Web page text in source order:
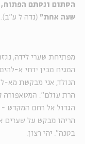
הסתום ונסתם הפתוח,
שעה אחת" (נדה ל ע"ב).
מפתיחת שערי לידה,
המגיח מבין ירחי א-
הנולד, אני מבקשת מא-
הרת עולם": המטאפורה
הגדול אל רחם המקדש -
הריהו מבקש על שערים
בטנה". יהי רצון.